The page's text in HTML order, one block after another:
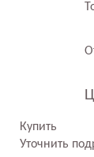
Купить
Уточнить